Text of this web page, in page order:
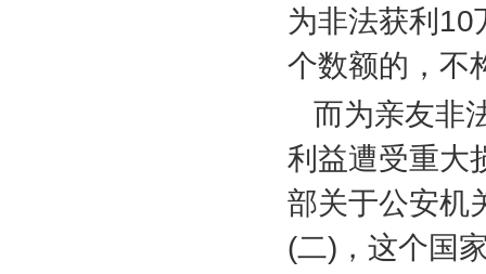
为非法获利 10
个数额的，不
而为亲友非
利益遭受重大
部关于公安机
(二) ，这个国